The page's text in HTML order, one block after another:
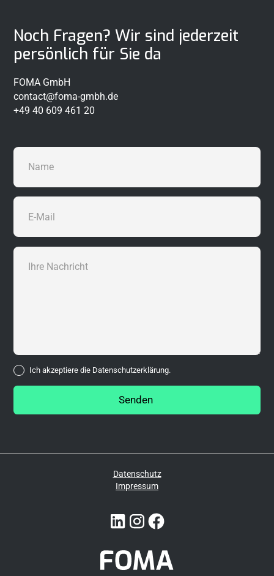
Noch Fragen? Wir sind jederzeit
persönlich für Sie da
FOMA GmbH
contact@foma-gmbh.de
+49 40 609 461 20
Ich akzeptiere die Datenschutzerklärung.
Datenschutz
Impressum